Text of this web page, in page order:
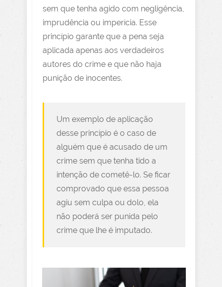
sem que tenha agido com negligência,
imprudência ou imperícia. Esse
princípio garante que a pena seja
aplicada apenas aos verdadeiros
autores do crime e que não haja
punição de inocentes.
Um exemplo de aplicação
desse princípio é o caso de
alguém que é acusado de um
crime sem que tenha tido a
intenção de cometê-lo. Se ficar
comprovado que essa pessoa
agiu sem culpa ou dolo, ela
não poderá ser punida pelo
crime que lhe é imputado.